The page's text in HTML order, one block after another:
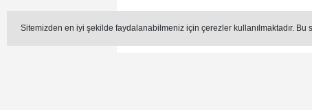
Sitemizden en iyi şekilde faydalanabilmeniz için çerezler kullanılmaktadır. Bu
Editör -